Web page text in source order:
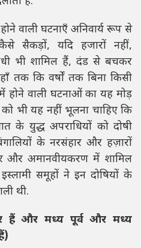
वाली घटनाएँ अनिवार्य रूप से
सैकड़ों, यदि हजारों नहीं,
भी शामिल हैं, दंड से बचकर
तक कि वर्षों तक बिना किसी
होने वाली घटनाओं का यह मोड़
भी यह नहीं भूलना चाहिए कि
के युद्ध अपराधियों को दोषी
के नरसंहार और हज़ारों
और अमानवीयकरण में शामिल
समूहों ने इन दोषियों के
थी.
हैं और मध्य पूर्व और मध्य